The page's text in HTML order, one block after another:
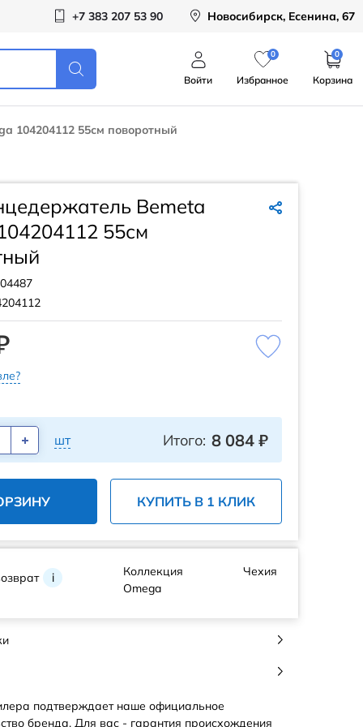
+7 383 207 53 90 Новосибирск, Есенина, 67
Войти
0
Избранное
0
Корзина
104204112 55см поворотный
Bemeta
55см
04487
шт Итого: 8 084 ₽
КУПИТЬ В 1 КЛИК
i
Коллекция
Omega
Чехия
подтверждает наше официальное
бренда. Для вас - гарантия происхождения